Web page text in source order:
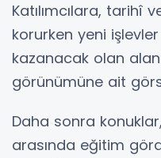
Katılımcılara, tarihî
korurken yeni
kazanacak olan
görünümüne ait
Daha sonra konuklar,
arasında eğitim